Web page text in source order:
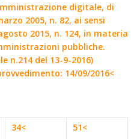
digitale, di
2005, n. 82, ai sensi
2015, n. 124, in materia
pubbliche.
n.214 del 13-9-2016)
14/09/2016<
34< 51<